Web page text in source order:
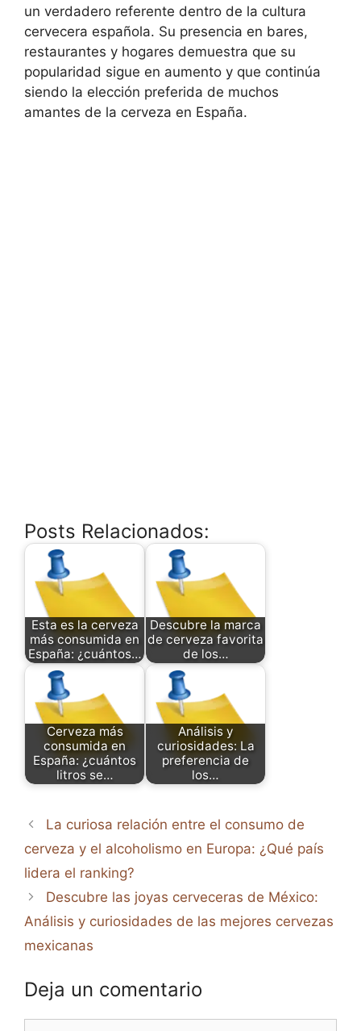
un verdadero referente dentro de la cultura
cervecera española. Su presencia en bares,
restaurantes y hogares demuestra que su
popularidad sigue en aumento y que continúa
siendo la elección preferida de muchos
amantes de la cerveza en España.
Posts Relacionados:
Esta es la cerveza
más consumida en
España: ¿cuántos…
Descubre la marca
de cerveza favorita
de los…
Cerveza más
consumida en
España: ¿cuántos
litros se…
Análisis y
curiosidades: La
preferencia de
los…
La curiosa relación entre el consumo de
cerveza y el alcoholismo en Europa: ¿Qué país
lidera el ranking?
Descubre las joyas cerveceras de México:
Análisis y curiosidades de las mejores cervezas
mexicanas
Deja un comentario